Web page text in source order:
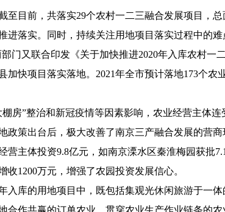
至目前，共落实29个农村一二三融合发展项目，总
进落实。同时，持续关注用地项目落实过程中的
部门又联合印发《关于加快推进2020年入库农村一
加快项目落实落地。 2021年全市预计落地173个农
棚房”整治和新冠疫情等因素影响，农业经营主体连
政策出台后， 极大改善了南京三产融合发展的营
营主体投资9.8亿元，如南京溧水区秦淮梅园获批
收1200万元，增强了农园投资发展信心。
入库的用地项目中，既包括集观光休闲旅游于一体
合作共赢的订单农业、贯穿农业生产作业链条的